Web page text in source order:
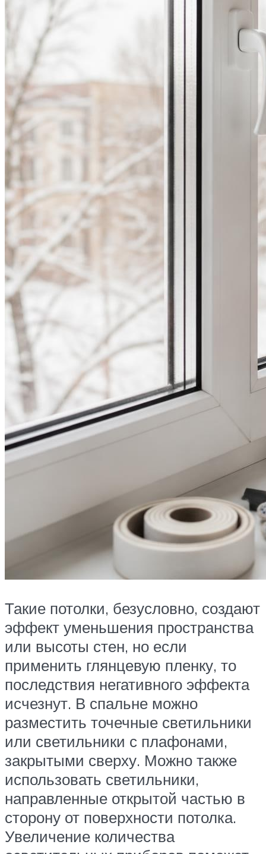
Такие потолки, безусловно, создают
эффект уменьшения пространства
или высоты стен, но если
применить глянцевую пленку, то
последствия негативного эффекта
исчезнут. В спальне можно
разместить точечные светильники
или светильники с плафонами,
закрытыми сверху. Можно также
использовать светильники,
направленные открытой частью в
сторону от поверхности потолка.
Увеличение количества